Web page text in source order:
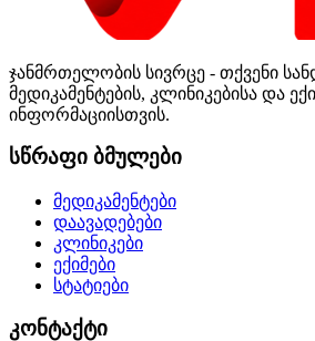
ჯანმრთელობის სივრცე - თქვენი
მედიკამენტების, კლინიკებისა და
ინფორმაციისთვის.
სწრაფი ბმულები
მედიკამენტები
დაავადებები
კლინიკები
ექიმები
სტატიები
კონტაქტი